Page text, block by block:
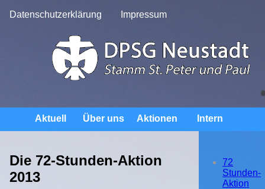
Datenschutzerklärung Impressum
überspringen
Aktuell Über uns Aktionen Intern
Die 72-Stunden-Aktion
2013
72
Stunden-
Aktion